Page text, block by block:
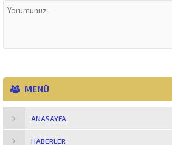
MENÜ
ANASAYFA
HABERLER